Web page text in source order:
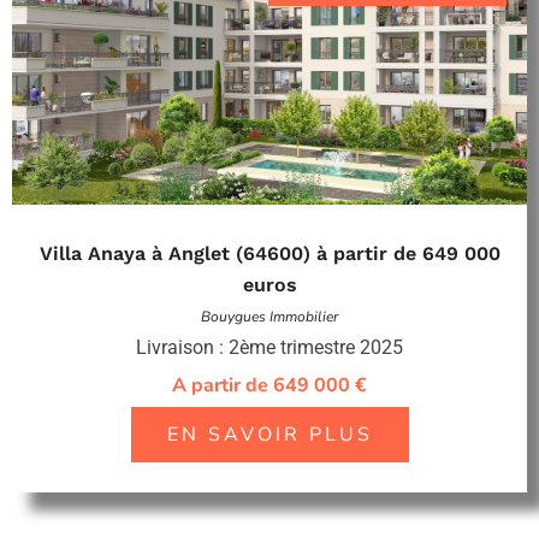
Villa Anaya à Anglet (64600) à partir de 649 000
euros
Bouygues Immobilier
Livraison : 2ème trimestre 2025
A partir de 649 000 €
EN SAVOIR PLUS